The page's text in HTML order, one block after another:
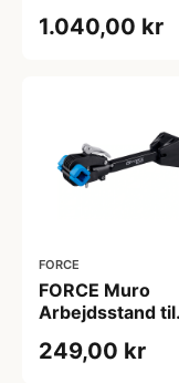
Sort
1.040,00 kr
FORCE
FORCE Muro
Arbejdsstand til
Sort
249,00 kr